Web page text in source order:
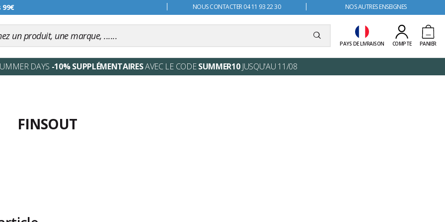
NOUS CONTACTER 04 11 93 22 30 NOS AUTRES ENSEIGNES
PAYS DE LIVRAISON COMPTE PANIER
DAYS -10% SUPPLÉMENTAIRESAVEC LE CODESUMMER10JUSQU'AU 11/08
FINSOUT